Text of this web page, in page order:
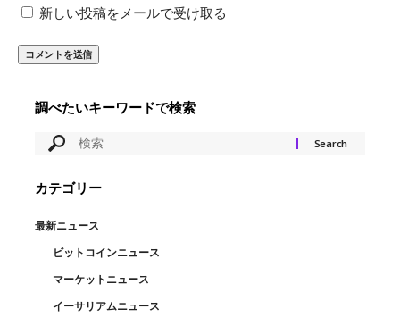
新しい投稿をメールで受け取る
調べたいキーワードで検索
カテゴリー
最新ニュース
ビットコインニュース
マーケットニュース
イーサリアムニュース